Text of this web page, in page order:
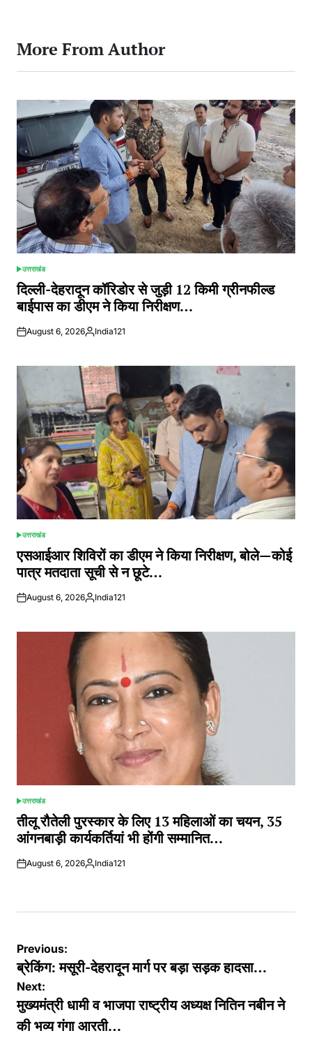
More From Author
POSTED
IN
उत्तराखंड
दिल्ली-देहरादून कॉरिडोर से जुड़ी 12 किमी ग्रीनफील्ड
बाईपास का डीएम ने किया निरीक्षण…
August 6, 2026Posted
India121
POSTED
IN
उत्तराखंड
एसआईआर शिविरों का डीएम ने किया निरीक्षण, बोले—कोई
पात्र मतदाता सूची से न छूटे…
August 6, 2026Posted
India121
POSTED
IN
उत्तराखंड
तीलू रौतेली पुरस्कार के लिए 13 महिलाओं का चयन, 35
आंगनबाड़ी कार्यकर्तियां भी होंगी सम्मानित…
August 6, 2026Posted
India121
Post
navigation
Previous:
ब्रेकिंग: मसूरी-देहरादून मार्ग पर बड़ा सड़क हादसा…
Next:
मुख्यमंत्री धामी व भाजपा राष्ट्रीय अध्यक्ष नितिन नबीन ने
की भव्य गंगा आरती…